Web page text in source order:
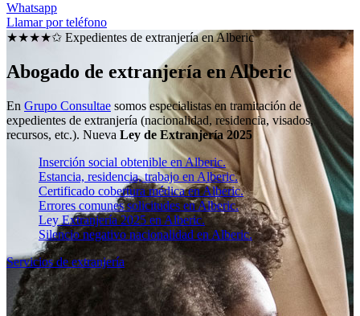
Whatsapp
Llamar por teléfono
★★★★✩ Expedientes de extranjería enAlberic
Abogado de extranjería en Alberic
En Grupo Consultae somos especialistas en tramitación de
expedientes de extranjería (nacionalidad, residencia, visados,
recursos, etc.). Nueva Ley de Extranjería 2025
Inserción social obtenible en Alberic.
Estancia, residencia, trabajo en Alberic.
Certificado cobertura médica en Alberic.
Errores comunes solicitudes en Alberic.
Ley Extranjería 2025 en Alberic.
Silencio negativo nacionalidad en Alberic.
Servicios de extranjería